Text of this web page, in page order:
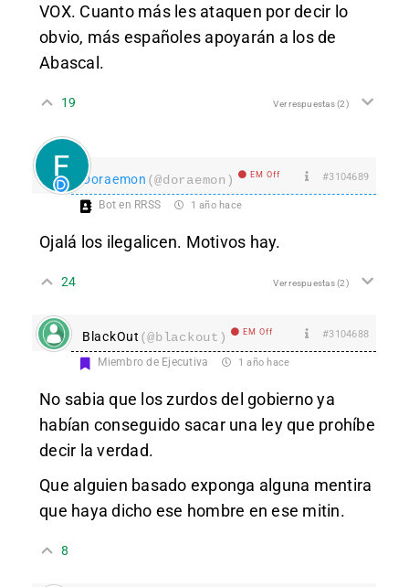
VOX. Cuanto más les ataquen por decir lo
obvio, más españoles apoyarán a los de
Abascal.
19 Ver respuestas(2)
Doraemon (@doraemon) EM Off #3104689
Bot en RRSS 1 año hace
Ojalá los ilegalicen. Motivos hay.
24 Ver respuestas(2)
BlackOut (@blackout) EM Off #3104688
Miembro de Ejecutiva 1 año hace
No sabia que los zurdos del gobierno ya
habían conseguido sacar una ley que prohíbe
decir la verdad.
Que alguien basado exponga alguna mentira
que haya dicho ese hombre en ese mitin.
8